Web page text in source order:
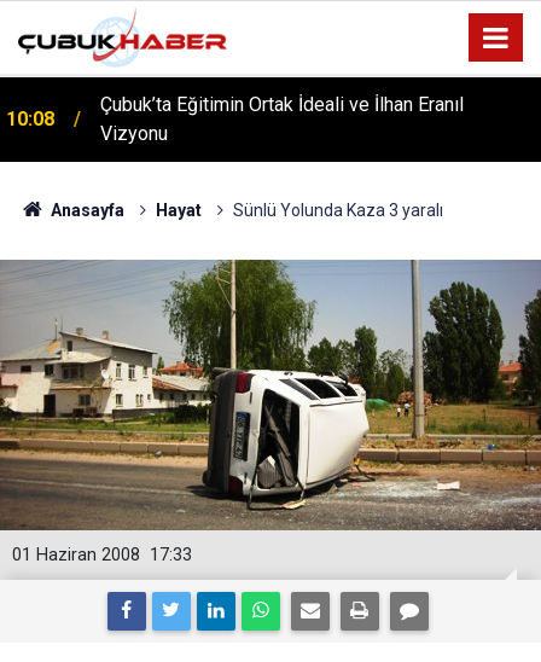
12:06
ÇUBUK’TA ‘YAZA MERHABA’ COŞKUSU: Kursiyerler
Gönüllerince Eğlendi!
Anasayfa Hayat Sünlü Yolunda Kaza 3 yaralı
17:33
01 Haziran 2008